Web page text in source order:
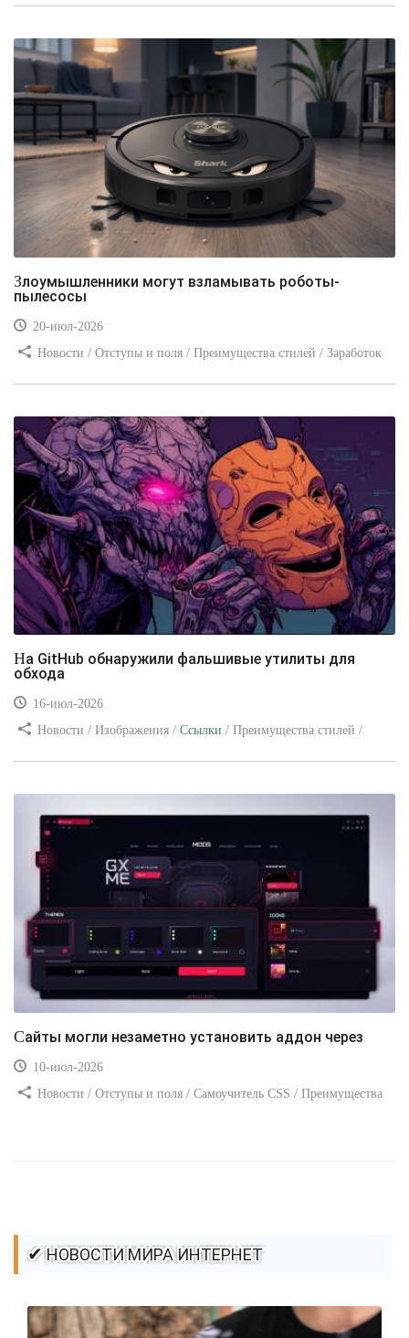
Злоумышленники могут взламывать роботы-
пылесосы
20-июл-2026
Новости / Отступы и поля / Преимущества стилей / Заработок
На GitHub обнаружили фальшивые утилиты для
обхода
16-июл-2026
Новости / Изображения / Ссылки / Преимущества стилей /
Сайты могли незаметно установить аддон через
10-июл-2026
Новости / Отступы и поля / Самоучитель CSS / Преимущества
✔ НОВОСТИ МИРА ИНТЕРНЕТ